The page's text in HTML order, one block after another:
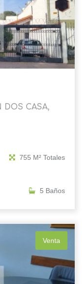
DOS CASA,
755 M² Totales
5 Baños
Venta